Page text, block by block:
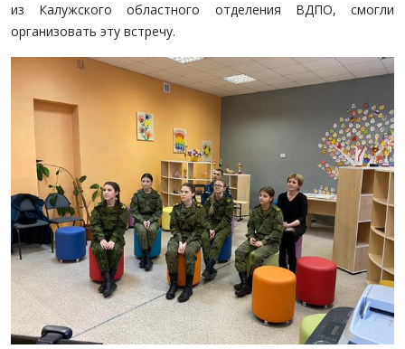
из Калужского областного отделения ВДПО, смогли
организовать эту встречу.